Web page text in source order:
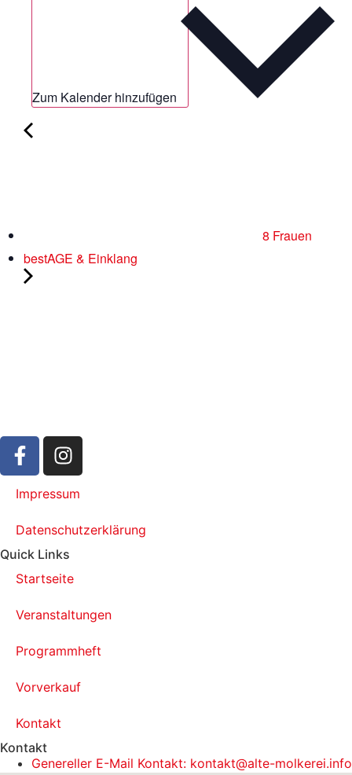
Zum Kalender hinzufügen
8 Frauen
bestAGE & Einklang
Impressum
Datenschutzerklärung
Quick Links
Startseite
Veranstaltungen
Programmheft
Vorverkauf
Kontakt
Kontakt
Genereller E-Mail Kontakt: kontakt@alte-molkerei.info